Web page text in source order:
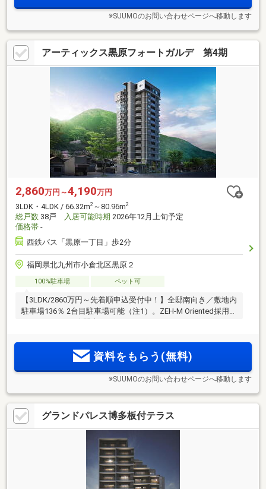
※SUUMOのお問い合わせページへ移動します
アーティックス黒原フォートガルデ 第4期
2,860万円～4,190万円
3LDK・4LDK / 66.32m2 ～80.96m2
総戸数 38戸 入居可能時期 2026年12月上旬予定
価格帯 -
西鉄バス「黒原一丁目」歩2分
福岡県北九州市小倉北区黒原２
100%駐車場 ペット可
【3LDK/2860万円～先着順申込受付中！】全邸南向き／敷地内
駐車場136％ 2台目駐車場可能（注1）。ZEH-M Oriented採用。
資料をもらう(無料)
※SUUMOのお問い合わせページへ移動します
グランドパレス博多板付テラス